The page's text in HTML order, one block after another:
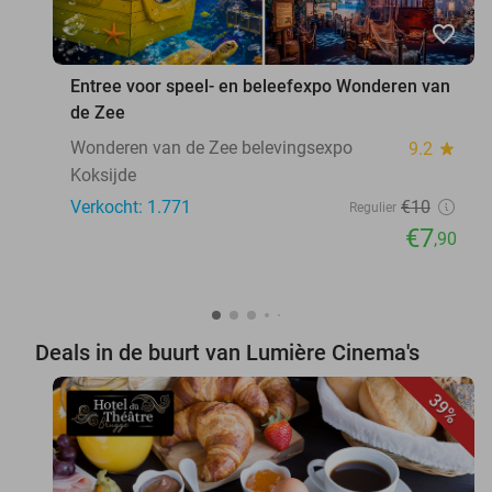
favorite_border
Entree voor speel- en beleefexpo Wonderen van
de Zee
Wonderen van de Zee belevingsexpo
9.2 star
Koksijde
Verkocht: 1.771
Regulier €10
€7,90
Deals in de buurt van Lumière Cinema's
39%